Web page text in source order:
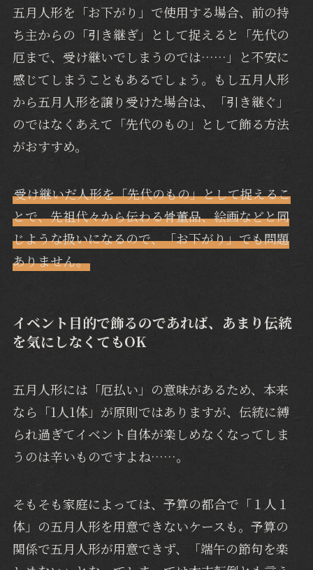
五月人形を「お下がり」で使用する場合、前の持
ち主からの「引き継ぎ」として捉えると「先代の
厄まで、受け継いでしまうのでは……」と不安に
感じてしまうこともあるでしょう。もし五月人形
から五月人形を譲り受けた場合は、「引き継ぐ」
のではなくあえて「先代のもの」として飾る方法
がおすすめ。
受け継いだ人形を「先代のもの」として捉えるこ
とで、先祖代々から伝わる骨董品、絵画などと同
じような扱いになるので、「お下がり」でも問題
ありません。
イベント目的で飾るのであれば、あまり伝統
を気にしなくてもOK
五月人形には「厄払い」の意味があるため、本来
なら「1人1体」が原則ではありますが、伝統に縛
られ過ぎてイベント自体が楽しめなくなってしま
うのは辛いものですよね……。
そもそも家庭によっては、予算の都合で「１人１
体」の五月人形を用意できないケースも。予算の
関係で五月人形が用意できず、「端午の節句を楽